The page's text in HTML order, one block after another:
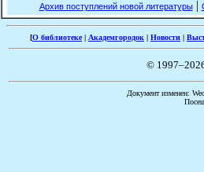
Архив поступлений новой литературы|
[О библиотеке| Академгородок | Новости |
©
Документ изменен: